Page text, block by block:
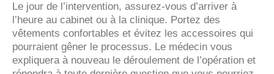
Le jour de l’intervention, assurez-vous d’arriver à
l’heure au cabinet ou à la clinique. Portez des
vêtements confortables et évitez les accessoires qui
pourraient gêner le processus. Le médecin vous
expliquera à nouveau le déroulement de l’opération et